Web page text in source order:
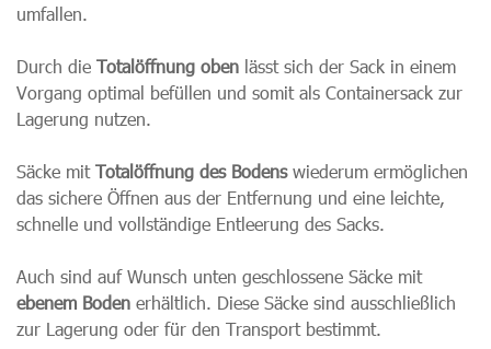
umfallen.
Durch die Totalöffnung oben lässt sich der Sack in einem
Vorgang optimal befüllen und somit als Containersack zur
Lagerung nutzen.
Säcke mitTotalöffnung des Bodenswiederum ermöglichen
das sichere Öffnen aus der Entfernung und eine leichte,
schnelle und vollständige Entleerung des Sacks.
Auch sind auf Wunsch unten geschlossene Säcke mit
ebenem Boden erhältlich. Diese Säcke sind ausschließlich
zur Lagerung oder für den Transport bestimmt.